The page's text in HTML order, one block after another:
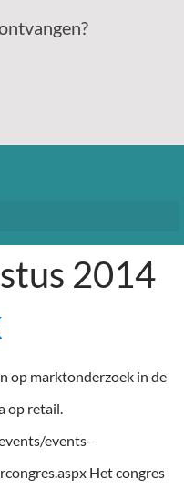
2014
op marktonderzoek in de
op retail.
events-
Het congres